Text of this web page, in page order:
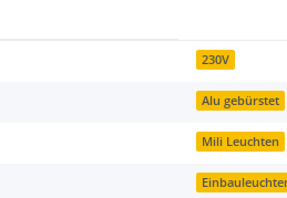
230V
Alu gebürstet
Mili Leuchten